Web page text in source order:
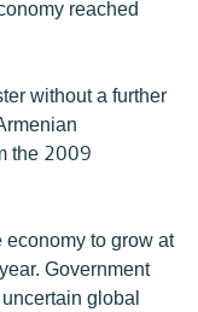
reached
without a further
the 2009
to grow at
Government
global